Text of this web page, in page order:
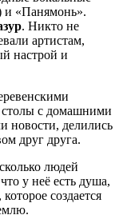
и «Панямонь».
. Никто не
артистам,
настрой и
столы с домашними
новости, делились
друг друга.
людей
у неё есть душа,
создается